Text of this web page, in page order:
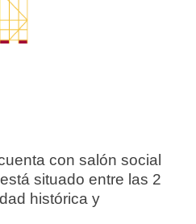
con salón social
situado entre las 2
histórica y